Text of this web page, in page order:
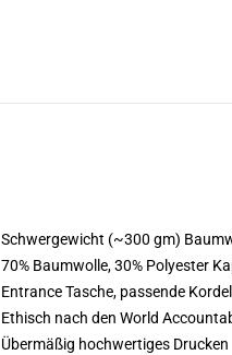
Schwergewicht (~300 gm)
70% Baumwolle, 30% Polyester
Entrance Tasche, passende
Ethisch nach den World
Übermäßig hochwertiges Drucken